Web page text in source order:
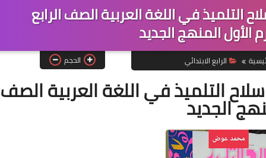
في اللغة العربية الصف الرابع
الأول المنهج الجديد
الرابع الابتدائي الحجم
التلميذ في اللغة العربية الصف
الجديد